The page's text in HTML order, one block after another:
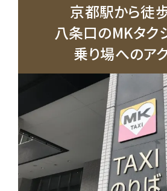
京都駅から徒
八条口のMKタク
乗り場へのア